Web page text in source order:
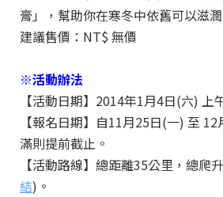
膏」，幫助你在寒冬中依舊可以滋潤
建議售價：NT$ 無價
※活動辦法
【活動日期】2014年1月4日(六) 上
【報名日期】自11月25日(一) 至
滿則提前截止。
【活動路線】總距離35公里，總爬
結)。